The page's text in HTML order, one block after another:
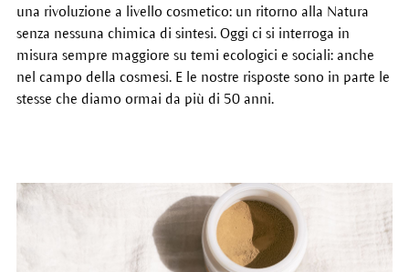
una rivoluzione a livello cosmetico: un ritorno alla Natura
senza nessuna chimica di sintesi. Oggi ci si interroga in
misura sempre maggiore su temi ecologici e sociali: anche
nel campo della cosmesi. E le nostre risposte sono in parte le
stesse che diamo ormai da più di 50 anni.